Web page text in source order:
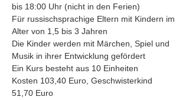
bis 18:00 Uhr (nicht in den Ferien)
Für russischsprachige Eltern mit Kindern im
Alter von 1,5 bis 3 Jahren
Die Kinder werden mit Märchen, Spiel und
Musik in ihrer Entwicklung gefördert
Ein Kurs besteht aus 10 Einheiten
Kosten 103,40 Euro, Geschwisterkind
51,70 Euro